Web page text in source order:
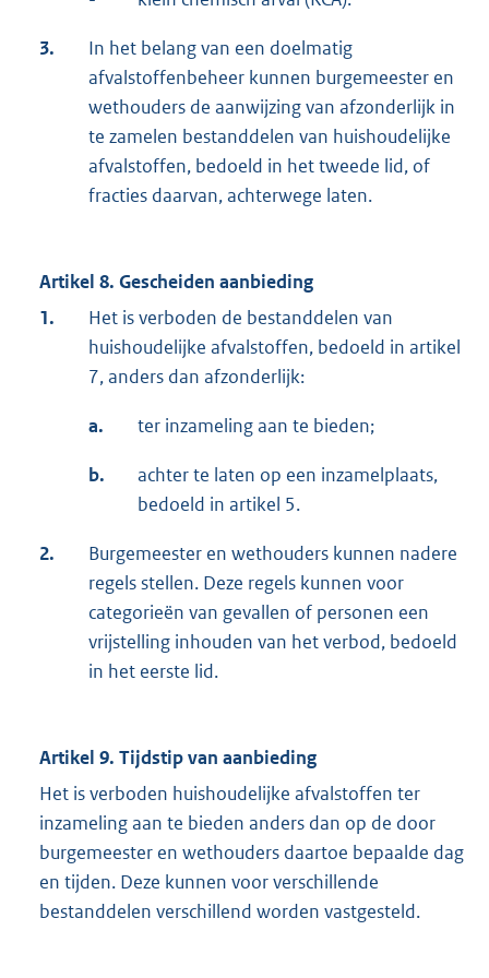
3.
In het belang van een doelmatig
afvalstoffenbeheer kunnen burgemeester en
wethouders de aanwijzing van afzonderlijk in
te zamelen bestanddelen van huishoudelijke
afvalstoffen, bedoeld in het tweede lid, of
fracties daarvan, achterwege laten.
Artikel 8. Gescheiden aanbieding
1.
Het is verboden de bestanddelen van
huishoudelijke afvalstoffen, bedoeld in artikel
7, anders dan afzonderlijk:
a. ter inzameling aan te bieden;
b.
achter te laten op een inzamelplaats,
bedoeld in artikel 5.
2.
Burgemeester en wethouders kunnen nadere
regels stellen. Deze regels kunnen voor
categorieën van gevallen of personen een
vrijstelling inhouden van het verbod, bedoeld
in het eerste lid.
Artikel 9. Tijdstip van aanbieding
Het is verboden huishoudelijke afvalstoffen ter
inzameling aan te bieden anders dan op de door
burgemeester en wethouders daartoe bepaalde dag
en tijden. Deze kunnen voor verschillende
bestanddelen verschillend worden vastgesteld.